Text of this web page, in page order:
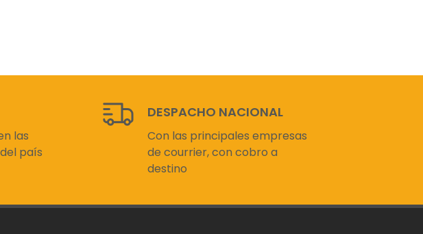
las
país
DESPACHO NACIONAL
Con las principales empresas
de courrier, con cobro a
destino